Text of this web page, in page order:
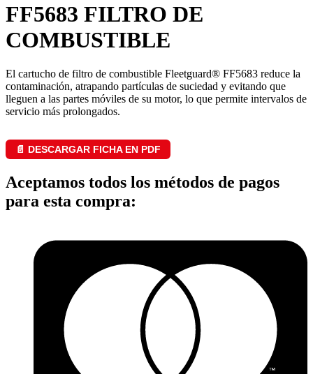
FF5683 FILTRO DE
COMBUSTIBLE
El cartucho de filtro de combustible Fleetguard® FF5683 reduce la
contaminación, atrapando partículas de suciedad y evitando que
lleguen a las partes móviles de su motor, lo que permite intervalos de
servicio más prolongados.
📄 DESCARGAR FICHA EN PDF
Aceptamos todos los métodos de pagos
para esta compra: